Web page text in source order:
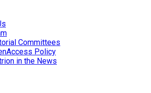
Committees
Policy
in the News